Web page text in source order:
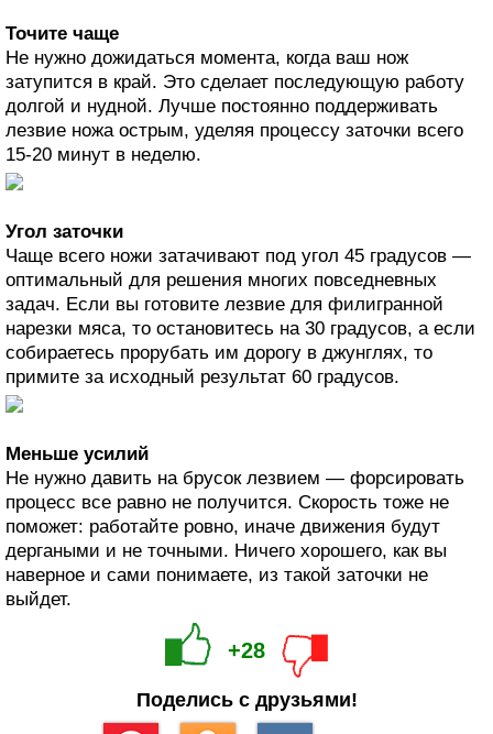
Точите чаще
Не нужно дожидаться момента, когда ваш нож
затупится в край. Это сделает последующую работу
долгой и нудной. Лучше постоянно поддерживать
лезвие ножа острым, уделяя процессу заточки всего
15-20 минут в неделю.
Угол заточки
Чаще всего ножи затачивают под угол 45 градусов —
оптимальный для решения многих повседневных
задач. Если вы готовите лезвие для филигранной
нарезки мяса, то остановитесь на 30 градусов, а если
собираетесь прорубать им дорогу в джунглях, то
примите за исходный результат 60 градусов.
Меньше усилий
Не нужно давить на брусок лезвием — форсировать
процесс все равно не получится. Скорость тоже не
поможет: работайте ровно, иначе движения будут
дергаными и не точными. Ничего хорошего, как вы
наверное и сами понимаете, из такой заточки не
выйдет.
+28
Поделись с друзьями!